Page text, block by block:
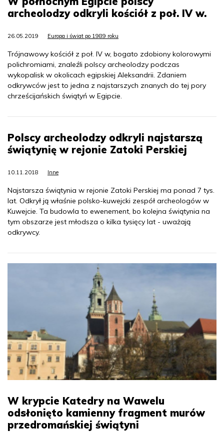
archeolodzy odkryli kościół z poł. IV w.
26.05.2019 Europa i świat po 1989 roku
Trójnawowy kościół z poł. IV w, bogato zdobiony kolorowymi
polichromiami, znaleźli polscy archeolodzy podczas
wykopalisk w okolicach egipskiej Aleksandrii. Zdaniem
odkrywców jest to jedna z najstarszych znanych do tej pory
chrześcijańskich świątyń w Egipcie.
Polscy archeolodzy odkryli najstarszą
świątynię w rejonie Zatoki Perskiej
10.11.2018 Inne
Najstarsza świątynia w rejonie Zatoki Perskiej ma ponad 7 tys.
lat. Odkrył ją właśnie polsko-kuwejcki zespół archeologów w
Kuwejcie. Ta budowla to ewenement, bo kolejna świątynia na
tym obszarze jest młodsza o kilka tysięcy lat - uważają
odkrywcy.
W krypcie Katedry na Wawelu
odsłonięto kamienny fragment murów
przedromańskiej świątyni